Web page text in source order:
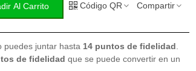
Al Carrito Código QR Compartir
puedes juntar hasta 14puntos de fidelidad.
de fidelidad que se puede convertir en un